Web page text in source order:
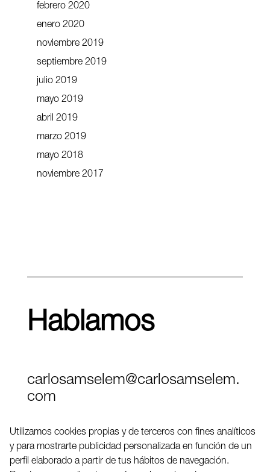
febrero 2020
enero 2020
noviembre 2019
septiembre 2019
julio 2019
mayo 2019
abril 2019
marzo 2019
mayo 2018
noviembre 2017
Hablamos
carlosamselem@carlosamselem.
com
Twitter
Utilizamos cookies propias y de terceros con fines analíticos
y para mostrarte publicidad personalizada en función de un
perfil elaborado a partir de tus hábitos de navegación.